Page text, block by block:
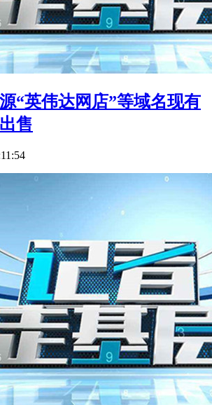
“英伟达网店”等域名现有
售